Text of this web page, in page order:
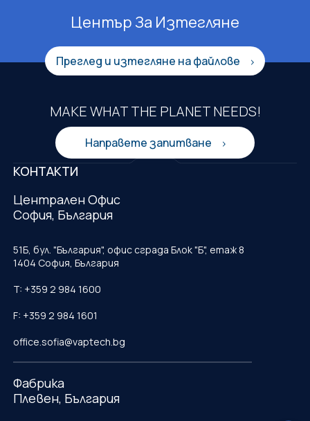
Център За Изтегляне
Преглед и изтегляне на файлове
MAKE WHAT THE PLANET NEEDS!
Направете запитване
КОНТАКТИ
Централен Офис
София, България
51Б, бул. "България", офис сграда Блок "Б", етаж 8
1404 София, България
T: +359 2 984 1600
F: +359 2 984 1601
office.sofia@vaptech.bg
Фабрика
Плевен, България